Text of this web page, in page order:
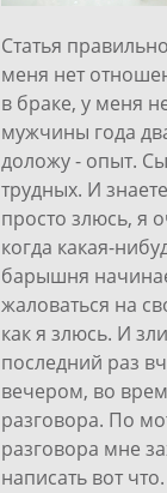
Статья
меня нет
в браке, у меня
мужчины года
доложу - опыт.
трудных. И
просто злюсь, я
когда какая-
барышня
жаловаться на
как я злюсь. И
последний раз
вечером, во
разговора. По
разговора мне
написать вот что.